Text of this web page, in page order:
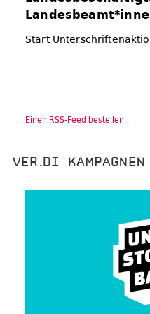
Start
Einen RSS-Feed bestellen
VER.DI KAMPAGNEN